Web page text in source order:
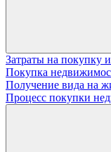
Затраты на покупку
Покупка
Получение вида на
Процесс покупки